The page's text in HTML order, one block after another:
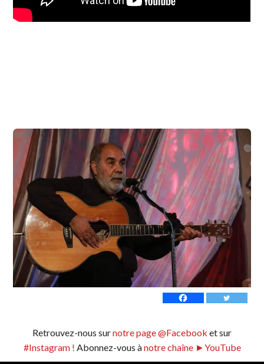
Retrouvez-nous surnotre page @Facebook et sur
#Instagram ! Abonnez-vous ànotre chaîne ►YouTube